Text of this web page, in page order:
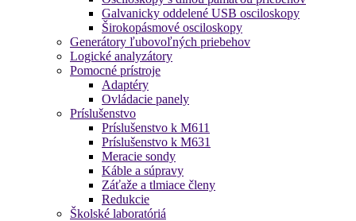
Galvanicky oddelené USB osciloskopy
Širokopásmové osciloskopy
Generátory ľubovoľných priebehov
Logické analyzátory
Pomocné prístroje
Adaptéry
Ovládacie panely
Príslušenstvo
Príslušenstvo k M611
Príslušenstvo k M631
Meracie sondy
Káble a súpravy
Záťaže a tlmiace členy
Redukcie
Školské laboratóriá